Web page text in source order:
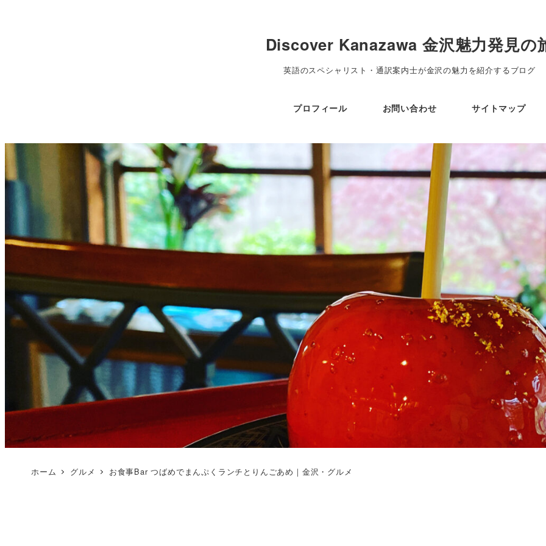
Discover Kanazawa 金沢魅力発見の
英語のスペシャリスト・通訳案内士が金沢の魅力を紹介するブログ
プロフィール お問い合わせ サイトマップ
ホーム グルメ お食事Bar つばめでまんぷくランチとりんごあめ｜金沢・グルメ